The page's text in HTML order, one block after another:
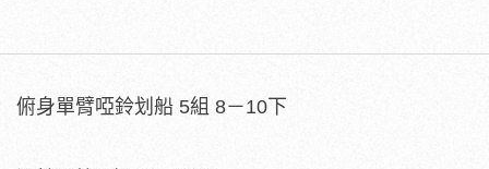
俯身單臂啞鈴划船 5組 8－10下